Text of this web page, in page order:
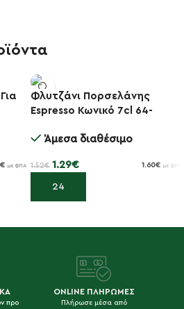
€ με ΦΠΑ
-15%
Φλυτζάνι Πορσελάνης
Espresso Κωνικό 7cl 64-
Άμεσα διαθέσιμο
1.52€ 1.29€ 1.60€ με ΦΠΑ
Προσθήκη στο καλάθι
προ
ONLINE ΠΛΗΡΩΜΕΣ
Πλήρωσε μέσα από